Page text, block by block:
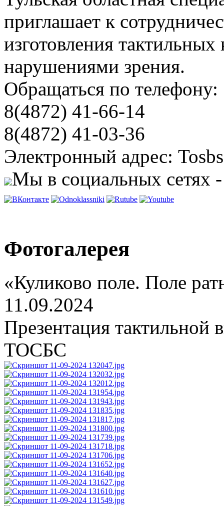
приглашает к
изготовления
нарушениями зрения.
Обращаться по телефону:
8(4872) 41-66-14
8(4872) 41-03-36
Электронный адрес:
Мы в социальных сетях
Фотогалерея
«Куликово поле. Поле
11.09.2024
Презентация тактильной
ТОСБС